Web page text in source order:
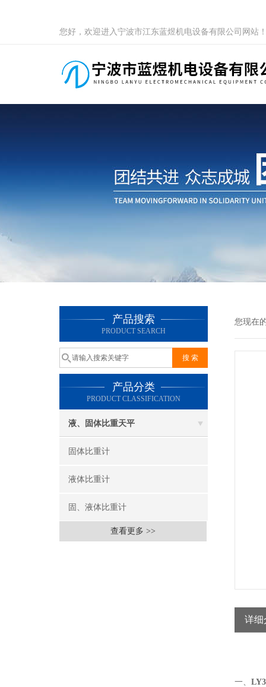
您好，欢迎进入宁波市江东蓝煜机电设备有限公司网站
产品搜索
PRODUCT SEARCH
产品分类
PRODUCT CLASSIFICATION
液、固体比重天平
固体比重计
液体比重计
固、液体比重计
查看更多 >>
您现在
详细
一、